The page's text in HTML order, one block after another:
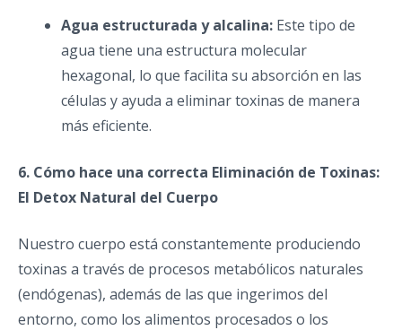
Agua estructurada y alcalina: Este tipo de
agua tiene una estructura molecular
hexagonal, lo que facilita su absorción en las
células y ayuda a eliminar toxinas de manera
más eficiente.
6. Cómo hace una correcta Eliminación de Toxinas:
El Detox Natural del Cuerpo
Nuestro cuerpo está constantemente produciendo
toxinas a través de procesos metabólicos naturales
(endógenas), además de las que ingerimos del
entorno, como los alimentos procesados o los